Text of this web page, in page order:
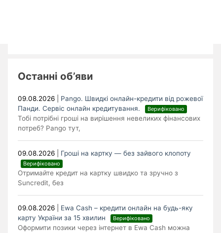
Останні об’яви
09.08.2026
Pango. Швидкі онлайн-кредити від рожевої
Панди. Cервіс онлайн кредитування.
Верифіковано
Тобі потрібні гроші на вирішення невеликих фінансових
потреб? Pango тут,
09.08.2026 Гроші на картку — без зайвого клопоту
Верифіковано
Отримайте кредит на картку швидко та зручно з
Suncredit, без
09.08.2026
Ewa Cash – кредити онлайн на будь-яку
карту України за 15 хвилин
Верифіковано
Оформити позики через інтернет в Ewa Cash можна